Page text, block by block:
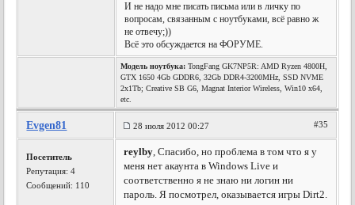
И не надо мне писать письма или в личку по
вопросам, связанным с ноутбуками, всё равно ж
не отвечу;))
Всё это обсуждается на ФОРУМЕ.
Модель ноутбука: TongFang GK7NP5R: AMD Ryzen 4800H,
GTX 1650 4Gb GDDR6, 32Gb DDR4-3200MHz, SSD NVME
2x1Tb; Creative SB G6, Magnat Interior Wireless, Win10 x64,
etc.
Evgen81 28 июля 2012 00:27 #35
Посетитель
Репутация:4
Сообщений: 110
reylby, Спасибо, но проблема в том что я у
меня нет акаунта в Windows Live и
соответственно я не знаю ни логин ни
пароль. Я посмотрел, оказывается игры Dirt2.